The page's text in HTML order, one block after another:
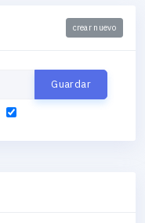
crear nuevo